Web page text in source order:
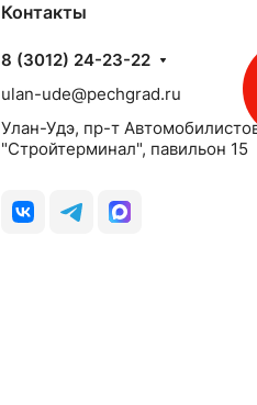
Контакты
8 (3012) 24-23-22
ulan-ude@pechgrad.ru
Улан-Удэ, пр-т
"Стройтерминал", павильон 15